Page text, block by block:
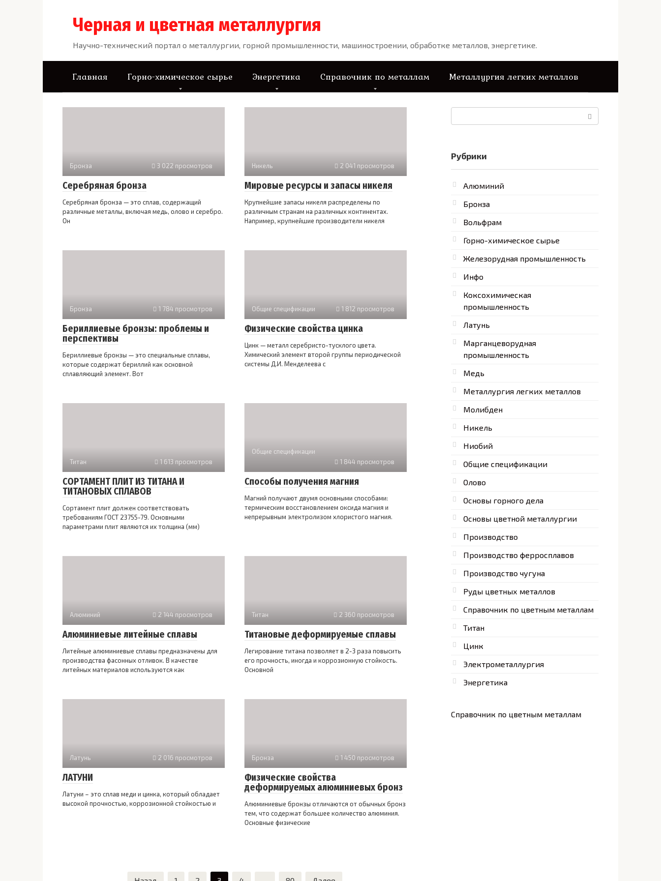
Черная и цветная металлургия
Научно-технический портал о металлургии, горной промышленности, машиностроении, обработке металлов, энергетике.
Главная Горно-химическое сырье Энергетика Справочник по металлам Металлургия легких металлов
Бронза 3 022 просмотров
Серебряная бронза
Серебряная бронза — это сплав, содержащий
различные металлы, включая медь, олово и серебро.
Он
Никель 2 041 просмотров
Мировые ресурсы и запасы никеля
Крупнейшие запасы никеля распределены по
различным странам на различных континентах.
Например, крупнейшие производители никеля
Бронза 1 784 просмотров
Бериллиевые бронзы: проблемы и
перспективы
Бериллиевые бронзы — это специальные сплавы,
которые содержат бериллий как основной
сплавляющий элемент. Вот
Общие спецификации 1 812 просмотров
Физические свойства цинка
Цинк — металл серебристо-тусклого цвета.
Химический элемент второй группы периодической
системы Д.И. Менделеева с
Титан 1 613 просмотров
СОРТАМЕНТ ПЛИТ ИЗ ТИТАНА И
ТИТАНОВЫХ СПЛАВОВ
Сортамент плит должен соответствовать
требованиям ГОСТ 23755-79. Основными
параметрами плит являются их толщина (мм)
Общие спецификации
1 844 просмотров
Способы получения магния
Магний получают двумя основными способами:
термическим восстановлением оксида магния и
непрерывным электролизом хлористого магния.
Алюминий 2 144 просмотров
Алюминиевые литейные сплавы
Литейные алюминиевые сплавы предназначены для
производства фасонных отливок. В качестве
литейных материалов используются как
Титан 2 360 просмотров
Титановые деформируемые сплавы
Легирование титана позволяет в 2-3 раза повысить
его прочность, иногда и коррозионную стойкость.
Основной
Латунь 2 016 просмотров
ЛАТУНИ
Латуни – это сплав меди и цинка, который обладает
высокой прочностью, коррозионной стойкостью и
Бронза 1 450 просмотров
Физические свойства
деформируемых алюминиевых бронз
Алюминиевые бронзы отличаются от обычных бронз
тем, что содержат большее количество алюминия.
Основные физические
Рубрики
Алюминий
Бронза
Вольфрам
Горно-химическое сырье
Железорудная промышленность
Инфо
Коксохимическая
промышленность
Латунь
Марганцеворудная
промышленность
Медь
Металлургия легких металлов
Молибден
Никель
Ниобий
Общие спецификации
Олово
Основы горного дела
Основы цветной металлургии
Производство
Производство ферросплавов
Производство чугуна
Руды цветных металлов
Справочник по цветным металлам
Титан
Цинк
Электрометаллургия
Энергетика
Справочник по цветным металлам